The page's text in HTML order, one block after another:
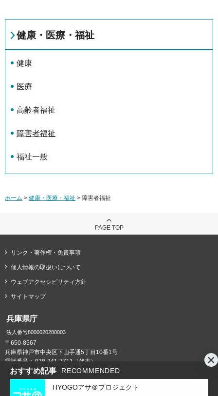
おすすめ記事 RECOMMENDED
HYOGOアサ＠プロジェクト
健康・医療・福祉
健康
医療
高齢者福祉
障害者福祉
福祉一般
ホーム > 健康・医療・福祉 > 障害者福祉
PAGE TOP
リンク・著作権・免責事項
個人情報の取扱いについて
ウェブアクセシビリティ方針
サイトマップ
兵庫県庁
法人番号8000020280003
〒650-8567
兵庫県神戸市中央区下山手通5丁目10番1号
電話番号： 078-341-7711（代表）